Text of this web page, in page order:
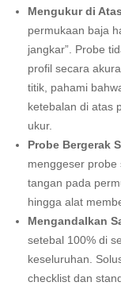
Mengukur di
permukaan baja
jangkar”. Probe
profil secara
titik, pahami
ketebalan di atas
ukur.
Probe Bergerak
menggeser probe
tangan pada
hingga alat
Mengandalkan
setebal 100% di
keseluruhan.
checklist dan